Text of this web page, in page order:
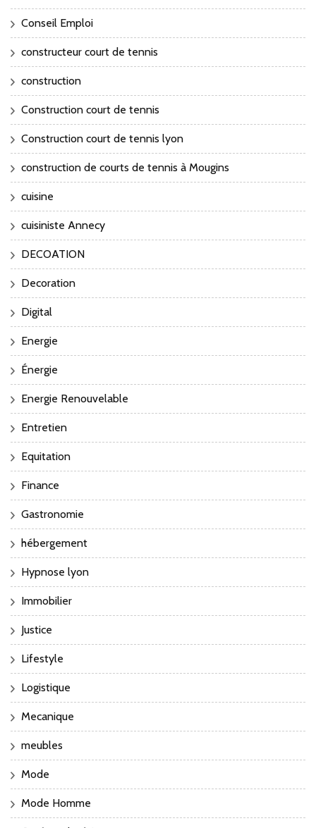
Conseil Emploi
constructeur court de tennis
construction
Construction court de tennis
Construction court de tennis lyon
construction de courts de tennis à Mougins
cuisine
cuisiniste Annecy
DECOATION
Decoration
Digital
Energie
Énergie
Energie Renouvelable
Entretien
Equitation
Finance
Gastronomie
hébergement
Hypnose lyon
Immobilier
Justice
Lifestyle
Logistique
Mecanique
meubles
Mode
Mode Homme